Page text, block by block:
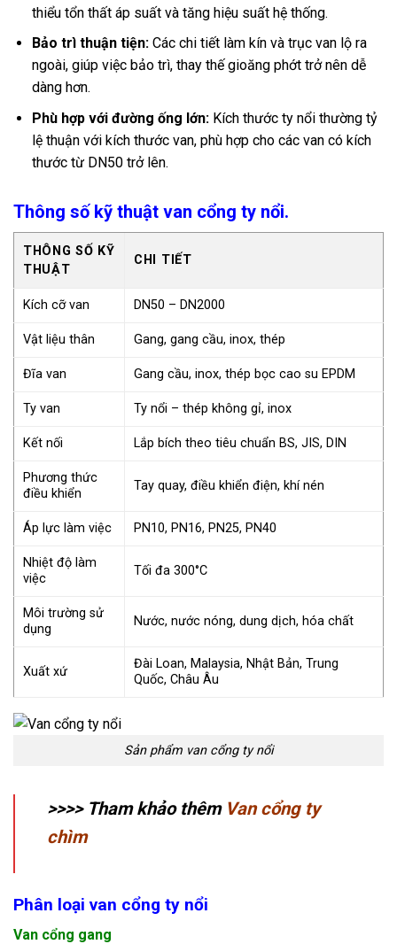
thiểu tổn thất áp suất và tăng hiệu suất hệ thống.
Bảo trì thuận tiện:Các chi tiết làm kín và trục van lộ ra
ngoài, giúp việc bảo trì, thay thế gioăng phớt trở nên dễ
dàng hơn.
Phù hợp với đường ống lớn:Kích thước ty nổi thường tỷ
lệ thuận với kích thước van, phù hợp cho các van có kích
thước từ DN50 trở lên.
Thông số kỹ thuật van cổng ty nổi.
THÔNG SỐ KỸ
THUẬT
CHI TIẾT
Kích cỡ van DN50 – DN2000
Vật liệu thân Gang, gang cầu, inox, thép
Đĩa van Gang cầu, inox, thép bọc cao su EPDM
Ty van Ty nổi – thép không gỉ, inox
Kết nối Lắp bích theo tiêu chuẩn BS, JIS, DIN
Phương thức
điều khiển
Tay quay, điều khiển điện, khí nén
Áp lực làm việc PN10, PN16, PN25, PN40
Nhiệt độ làm
việc
Tối đa 300°C
Môi trường sử
dụng
Nước, nước nóng, dung dịch, hóa chất
Xuất xứ
Đài Loan, Malaysia, Nhật Bản, Trung
Quốc, Châu Âu
Sản phẩm van cổng ty nổi
>>>> Tham khảo thêm Van cổng ty
chìm
Phân loại van cổng ty nổi
Van cổng gang